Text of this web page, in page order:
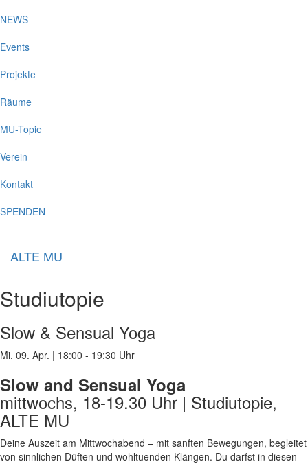
NEWS
Events
Projekte
Räume
MU-Topie
Verein
Kontakt
SPENDEN
ALTE MU
Studiutopie
Slow & Sensual Yoga
Mi. 09. Apr. | 18:00 - 19:30 Uhr
Slow and Sensual Yoga
mittwochs, 18-19.30 Uhr | Studiutopie,
ALTE MU
Deine Auszeit am Mittwochabend – mit sanften Bewegungen, begleitet
von sinnlichen Düften und wohltuenden Klängen. Du darfst in diesen